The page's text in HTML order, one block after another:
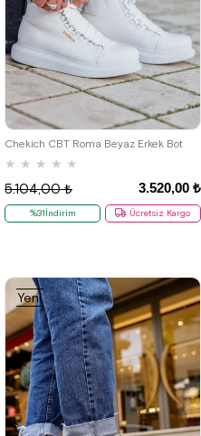
Chekich CBT Roma Beyaz Erkek Bot
★ ★ ★ ★ ★
3.520,00 ₺
5.104,00 ₺
%31İndirim Ücretsiz Kargo
36 37 39 40
44 46
Yeni
Ürün